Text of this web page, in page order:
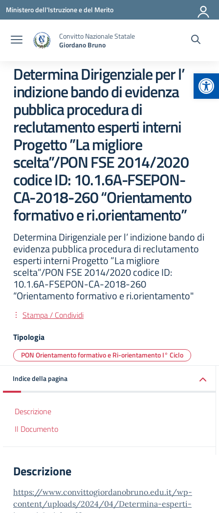
Vai ai contenuti
Vai al menu di navigazione
Vai al footer
Ministero dell'Istruzione e del Merito
Convitto Nazionale Statale
Giordano Bruno
Determina Dirigenziale per l’
indizione bando di evidenza
pubblica procedura di
reclutamento esperti interni
Progetto ”La migliore
scelta”/PON FSE 2014/2020
codice ID: 10.1.6A-FSEPON-
CA-2018-260 “Orientamento
formativo e ri.orientamento”
Determina Dirigenziale per l’ indizione bando di
evidenza pubblica procedura di reclutamento
esperti interni Progetto ”La migliore
scelta”/PON FSE 2014/2020 codice ID:
10.1.6A-FSEPON-CA-2018-260
“Orientamento formativo e ri.orientamento"
Stampa / Condividi
Tipologia
PON Orientamento formativo e Ri-orientamento I° Ciclo
Indice della pagina
Descrizione
Il Documento
Descrizione
https://www.convittogiordanobruno.edu.it/wp-
content/uploads/2024/04/Determina-esperti-